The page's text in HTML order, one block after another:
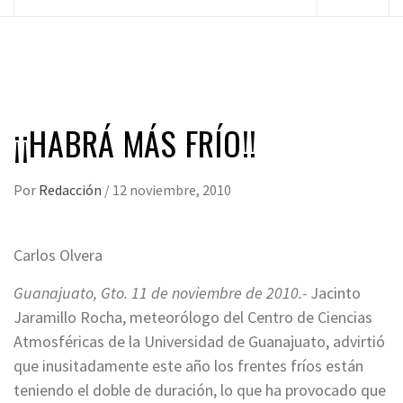
¡¡HABRÁ MÁS FRÍO!!
Por Redacción / 12 noviembre, 2010
Carlos Olvera
Guanajuato, Gto. 11 de noviembre de 2010.- Jacinto
Jaramillo Rocha, meteorólogo del Centro de Ciencias
Atmosféricas de la Universidad de Guanajuato, advirtió
que inusitadamente este año los frentes fríos están
teniendo el doble de duración, lo que ha provocado que